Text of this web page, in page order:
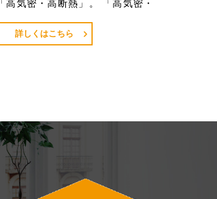
「高気密・高断熱」。 「高気密・
詳しくはこちら